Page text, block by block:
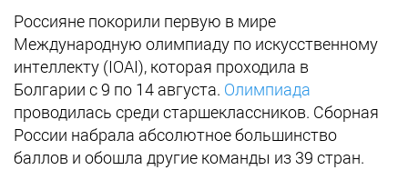
Россияне покорили первую в мире
Международную олимпиаду по искусственному
интеллекту (IOAI), которая проходила в
Болгарии с 9 по 14 августа. Олимпиада
проводилась среди старшеклассников. Сборная
России набрала абсолютное большинство
баллов и обошла другие команды из 39 стран.